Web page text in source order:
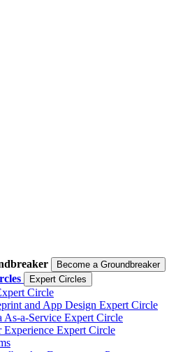
Become a Groundbreaker
Expert Circles
Circle
and App Design Expert Circle
As-a-Service Expert Circle
Experience Expert Circle